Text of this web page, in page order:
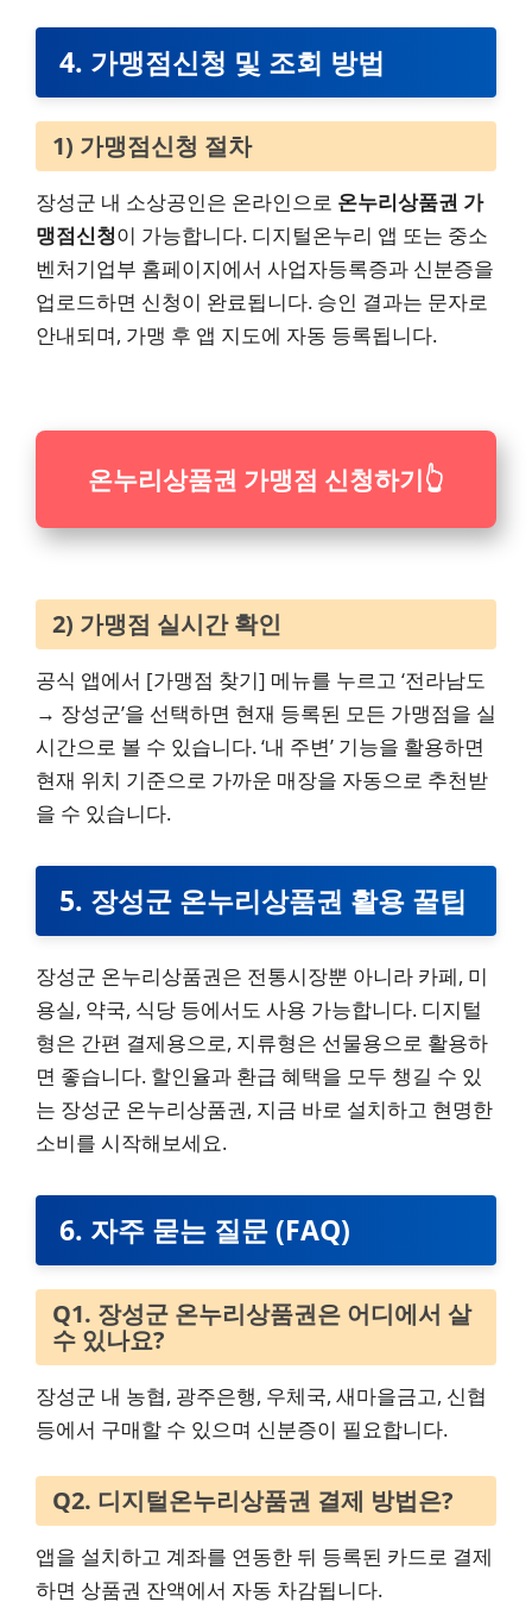
4. 가맹점신청 및 조회 방법
1) 가맹점신청 절차
장성군 내 소상공인은 온라인으로 온누리상품권 가
맹점신청이 가능합니다. 디지털온누리 앱 또는 중소
벤처기업부 홈페이지에서 사업자등록증과 신분증을
업로드하면 신청이 완료됩니다. 승인 결과는 문자로
안내되며, 가맹 후 앱 지도에 자동 등록됩니다.
온누리상품권 가맹점 신청하기👆
2) 가맹점 실시간 확인
공식 앱에서 [가맹점 찾기] 메뉴를 누르고 ‘전라남도
→ 장성군’을 선택하면 현재 등록된 모든 가맹점을 실
시간으로 볼 수 있습니다. ‘내 주변’ 기능을 활용하면
현재 위치 기준으로 가까운 매장을 자동으로 추천받
을 수 있습니다.
5. 장성군 온누리상품권 활용 꿀팁
장성군 온누리상품권은 전통시장뿐 아니라 카페, 미
용실, 약국, 식당 등에서도 사용 가능합니다. 디지털
형은 간편 결제용으로, 지류형은 선물용으로 활용하
면 좋습니다. 할인율과 환급 혜택을 모두 챙길 수 있
는 장성군 온누리상품권, 지금 바로 설치하고 현명한
소비를 시작해보세요.
6. 자주 묻는 질문 (FAQ)
Q1. 장성군 온누리상품권은 어디에서 살
수 있나요?
장성군 내 농협, 광주은행, 우체국, 새마을금고, 신협
등에서 구매할 수 있으며 신분증이 필요합니다.
Q2. 디지털온누리상품권 결제 방법은?
앱을 설치하고 계좌를 연동한 뒤 등록된 카드로 결제
하면 상품권 잔액에서 자동 차감됩니다.